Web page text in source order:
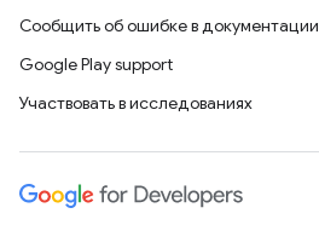
Сообщить об ошибке в документации
Google Play support
Участвовать в исследованиях